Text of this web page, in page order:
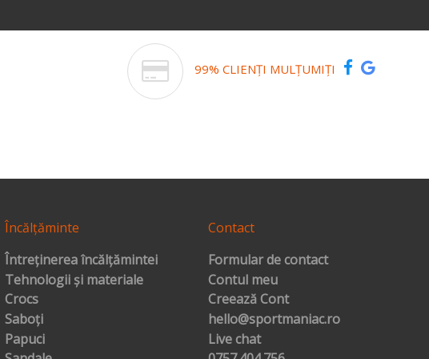
99% CLIENȚI MULȚUMIȚI
Încălțăminte
Întreținerea încălțămintei
Tehnologii și materiale
Crocs
Saboți
Papuci
Contact
Formular de contact
Contul meu
Creează Cont
hello@sportmaniac.ro
Live chat